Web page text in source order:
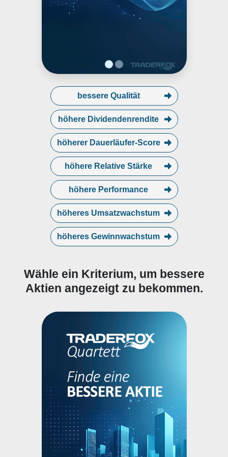
bessere Qualität
höhere Dividendenrendite
höherer Dauerläufer-Score
höhere Relative Stärke
höhere Performance
höheres Umsatzwachstum
höheres Gewinnwachstum
Wähle ein Kriterium, um bessere
Aktien angezeigt zu bekommen.